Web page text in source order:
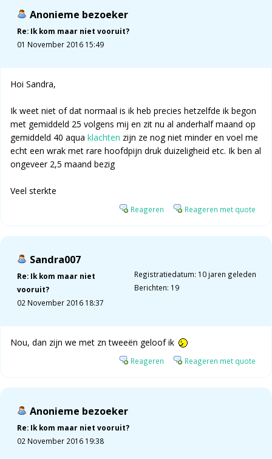
Anonieme bezoeker
Re: Ik kom maar niet vooruit?
01 November 2016 15:49
Hoi Sandra,
Ik weet niet of dat normaal is ik heb precies hetzelfde ik begon
met gemiddeld 25 volgens mij en zit nu al anderhalf maand op
gemiddeld 40 aqua klachten zijn ze nog niet minder en voel me
echt een wrak met rare hoofdpijn druk duizeligheid etc. Ik ben al
ongeveer 2,5 maand bezig
Veel sterkte
Reageren Reageren met quote
Sandra007
Re: Ik kom maar niet
vooruit?
02 November 2016 18:37
Registratiedatum: 10 jaren geleden
Berichten: 19
Nou, dan zijn we met zn tweeën geloof ik
Reageren Reageren met quote
Anonieme bezoeker
Re: Ik kom maar niet vooruit?
02 November 2016 19:38